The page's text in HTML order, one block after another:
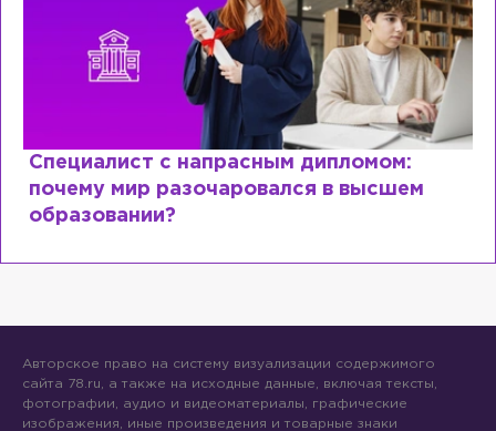
Специалист с напрасным дипломом:
почему мир разочаровался в высшем
образовании?
Авторское право на систему визуализации содержимого
сайта 78.ru, а также на исходные данные, включая тексты,
фотографии, аудио и видеоматериалы, графические
изображения, иные произведения и товарные знаки